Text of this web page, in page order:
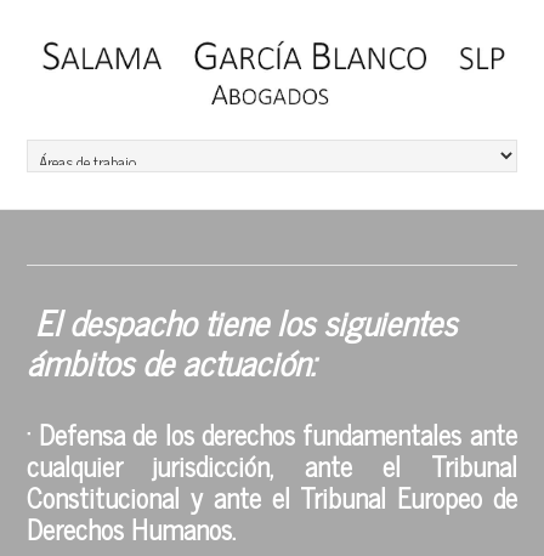
El despacho tiene los siguientes
ámbitos de actuación:
· Defensa de los derechos fundamentales ante
cualquier jurisdicción, ante el Tribunal
Constitucional y ante el Tribunal Europeo de
Derechos Humanos.